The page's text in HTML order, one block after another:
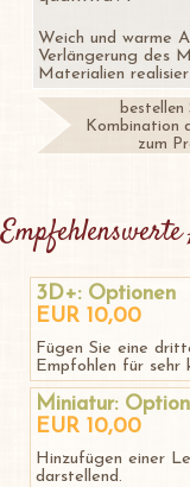
Weich und warme
Verlängerung des
Materialien
bestellen
Kombination
zum
3D+: Optionen
EUR 10,00
Fügen Sie eine
Empfohlen für sehr
Miniatur:
EUR 10,00
Hinzufügen einer
darstellend.